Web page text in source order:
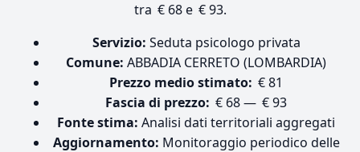
tra € 68 e € 93.
Servizio: Seduta psicologo privata
Comune: ABBADIA CERRETO (LOMBARDIA)
Prezzo medio stimato: € 81
Fascia di prezzo: € 68 — € 93
Fonte stima: Analisi dati territoriali aggregati
Aggiornamento: Monitoraggio periodico delle